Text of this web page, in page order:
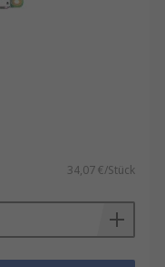
34,07 €/Stück